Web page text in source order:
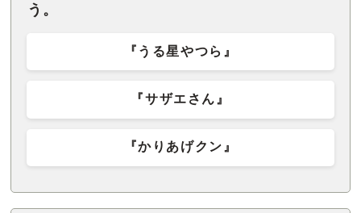
う。
『うる星やつら』
『サザエさん』
『かりあげクン』